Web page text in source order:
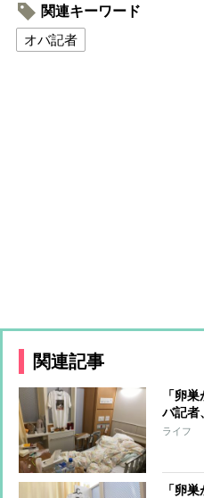
関連キーワード
オバ記者
関連記事
「卵
バ記者
時に看
ライフ
「卵